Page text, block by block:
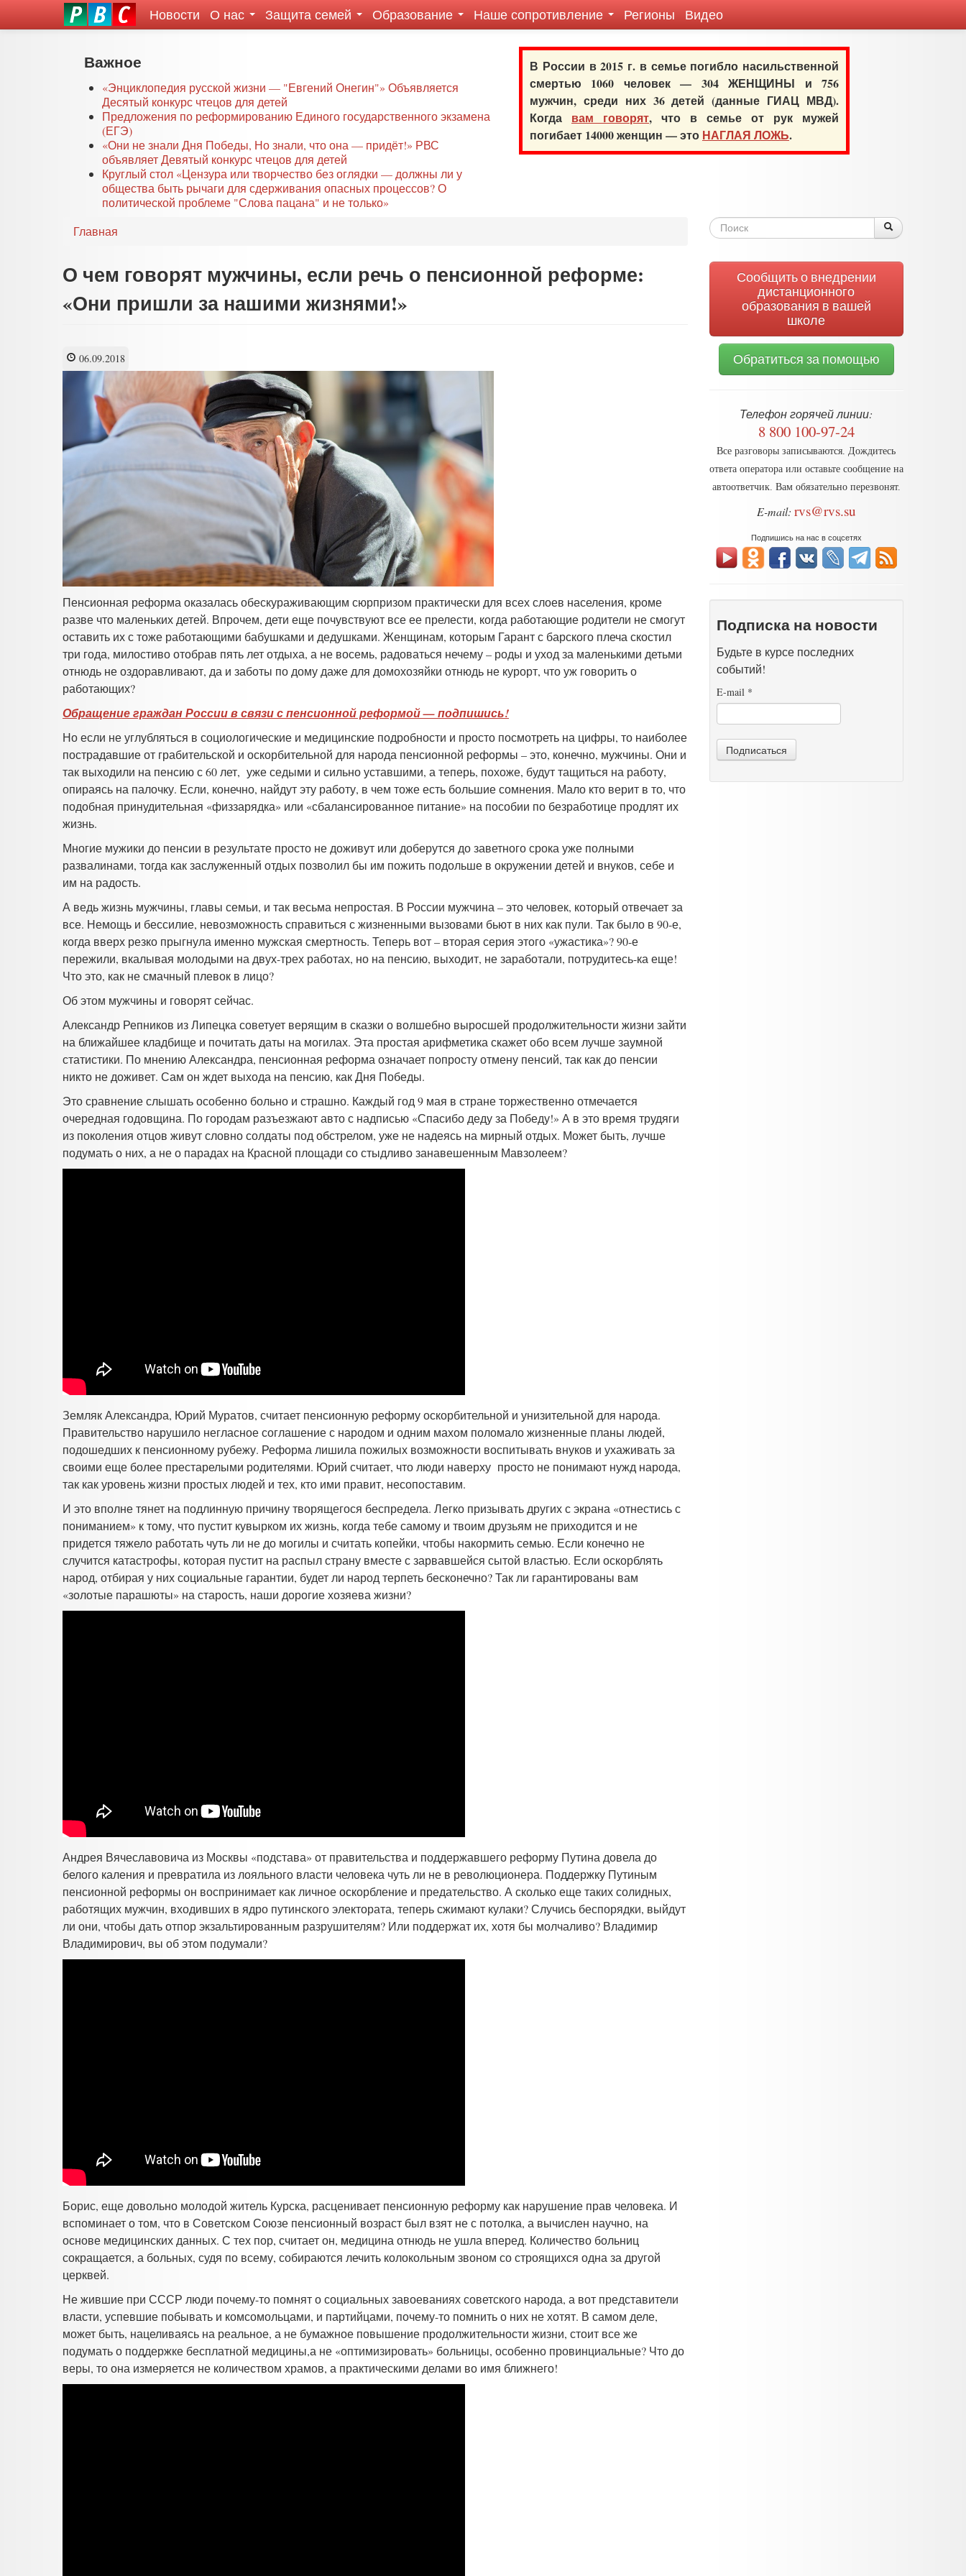
Новости О нас Защита семей Образование Наше сопротивление Регионы Видео
Важное
«Энциклопедия русской жизни — "Евгений Онегин"» Объявляется
Десятый конкурс чтецов для детей
Предложения по реформированию Единого государственного экзамена
(ЕГЭ)
«Они не знали Дня Победы, Но знали, что она — придёт!» РВС
объявляет Девятый конкурс чтецов для детей
Круглый стол «Цензура или творчество без оглядки — должны ли у
общества быть рычаги для сдерживания опасных процессов? О
политической проблеме "Слова пацана" и не только»
В России в 2015 г. в семье погибло насильственной
смертью 1060 человек — 304 ЖЕНЩИНЫ и 756
мужчин, среди них 36 детей (данные ГИАЦ МВД).
Когда вам говорят, что в семье от рук мужей
погибает 14000 женщин — это НАГЛАЯ ЛОЖЬ.
Главная
О чем говорят мужчины, если речь о пенсионной реформе:
«Они пришли за нашими жизнями!»
06.09.2018
Пенсионная реформа оказалась обескураживающим сюрпризом практически для всех слоев населения, кроме
разве что маленьких детей. Впрочем, дети еще почувствуют все ее прелести, когда работающие родители не смогут
оставить их с тоже работающими бабушками и дедушками. Женщинам, которым Гарант с барского плеча скостил
три года, милостиво отобрав пять лет отдыха, а не восемь, радоваться нечему – роды и уход за маленькими детьми
отнюдь не оздоравливают, да и заботы по дому даже для домохозяйки отнюдь не курорт, что уж говорить о
работающих?
Обращение граждан России в связи с пенсионной реформой — подпишись!
Но если не углубляться в социологические и медицинские подробности и просто посмотреть на цифры, то наиболее
пострадавшие от грабительской и оскорбительной для народа пенсионной реформы – это, конечно, мужчины. Они и
так выходили на пенсию с 60 лет, уже седыми и сильно уставшими, а теперь, похоже, будут тащиться на работу,
опираясь на палочку. Если, конечно, найдут эту работу, в чем тоже есть большие сомнения. Мало кто верит в то, что
подобная принудительная «физзарядка» или «сбалансированное питание» на пособии по безработице продлят их
жизнь.
Многие мужики до пенсии в результате просто не доживут или доберутся до заветного срока уже полными
развалинами, тогда как заслуженный отдых позволил бы им пожить подольше в окружении детей и внуков, себе и
им на радость.
А ведь жизнь мужчины, главы семьи, и так весьма непростая. В России мужчина – это человек, который отвечает за
все. Немощь и бессилие, невозможность справиться с жизненными вызовами бьют в них как пули. Так было в 90-е,
когда вверх резко прыгнула именно мужская смертность. Теперь вот – вторая серия этого «ужастика»? 90-е
пережили, вкалывая молодыми на двух-трех работах, но на пенсию, выходит, не заработали, потрудитесь-ка еще!
Что это, как не смачный плевок в лицо?
Об этом мужчины и говорят сейчас.
Александр Репников из Липецка советует верящим в сказки о волшебно выросшей продолжительности жизни зайти
на ближайшее кладбище и почитать даты на могилах. Эта простая арифметика скажет обо всем лучше заумной
статистики. По мнению Александра, пенсионная реформа означает попросту отмену пенсий, так как до пенсии
никто не доживет. Сам он ждет выхода на пенсию, как Дня Победы.
Это сравнение слышать особенно больно и страшно. Каждый год 9 мая в стране торжественно отмечается
очередная годовщина. По городам разъезжают авто с надписью «Спасибо деду за Победу!» А в это время трудяги
из поколения отцов живут словно солдаты под обстрелом, уже не надеясь на мирный отдых. Может быть, лучше
подумать о них, а не о парадах на Красной площади со стыдливо занавешенным Мавзолеем?
Земляк Александра, Юрий Муратов, считает пенсионную реформу оскорбительной и унизительной для народа.
Правительство нарушило негласное соглашение с народом и одним махом поломало жизненные планы людей,
подошедших к пенсионному рубежу. Реформа лишила пожилых возможности воспитывать внуков и ухаживать за
своими еще более престарелыми родителями. Юрий считает, что люди наверху просто не понимают нужд народа,
так как уровень жизни простых людей и тех, кто ими правит, несопоставим.
И это вполне тянет на подлинную причину творящегося беспредела. Легко призывать других с экрана «отнестись с
пониманием» к тому, что пустит кувырком их жизнь, когда тебе самому и твоим друзьям не приходится и не
придется тяжело работать чуть ли не до могилы и считать копейки, чтобы накормить семью. Если конечно не
случится катастрофы, которая пустит на распыл страну вместе с зарвавшейся сытой властью. Если оскорблять
народ, отбирая у них социальные гарантии, будет ли народ терпеть бесконечно? Так ли гарантированы вам
«золотые парашюты» на старость, наши дорогие хозяева жизни?
Андрея Вячеславовича из Москвы «подстава» от правительства и поддержавшего реформу Путина довела до
белого каления и превратила из лояльного власти человека чуть ли не в революционера. Поддержку Путиным
пенсионной реформы он воспринимает как личное оскорбление и предательство. А сколько еще таких солидных,
работящих мужчин, входивших в ядро путинского электората, теперь сжимают кулаки? Случись беспорядки, выйдут
ли они, чтобы дать отпор экзальтированным разрушителям? Или поддержат их, хотя бы молчаливо? Владимир
Владимирович, вы об этом подумали?
Борис, еще довольно молодой житель Курска, расценивает пенсионную реформу как нарушение прав человека. И
вспоминает о том, что в Советском Союзе пенсионный возраст был взят не с потолка, а вычислен научно, на
основе медицинских данных. С тех пор, считает он, медицина отнюдь не ушла вперед. Количество больниц
сокращается, а больных, судя по всему, собираются лечить колокольным звоном со строящихся одна за другой
церквей.
Не жившие при СССР люди почему-то помнят о социальных завоеваниях советского народа, а вот представители
власти, успевшие побывать и комсомольцами, и партийцами, почему-то помнить о них не хотят. В самом деле,
может быть, нацеливаясь на реальное, а не бумажное повышение продолжительности жизни, стоит все же
подумать о поддержке бесплатной медицины,а не «оптимизировать» больницы, особенно провинциальные? Что до
веры, то она измеряется не количеством храмов, а практическими делами во имя ближнего!
Форма
Поиск
Сообщить о внедрении
дистанционного
образования в вашей
школе
Обратиться за помощью
Телефон горячей линии:
8 800 100-97-24
Все разговоры записываются. Дождитесь
ответа оператора или оставьте сообщение на
автоответчик. Вам обязательно перезвонят.
E-mail: rvs@rvs.su
Подпишись на нас в соцсетях
Подписка на новости
Будьте в курсе последних
событий!
E-mail *
Подписаться